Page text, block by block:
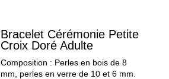
Bracelet Cérémonie Petite
Croix Doré Adulte
Composition : Perles en bois de 8
mm, perles en verre de 10 et 6 mm.